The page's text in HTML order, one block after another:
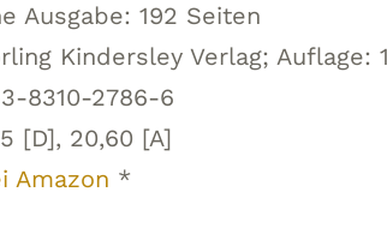
Ausgabe: 192 Seiten
Kindersley Verlag; Auflage:
8310-2786-6
[D], 20,60 [A]
Amazon *